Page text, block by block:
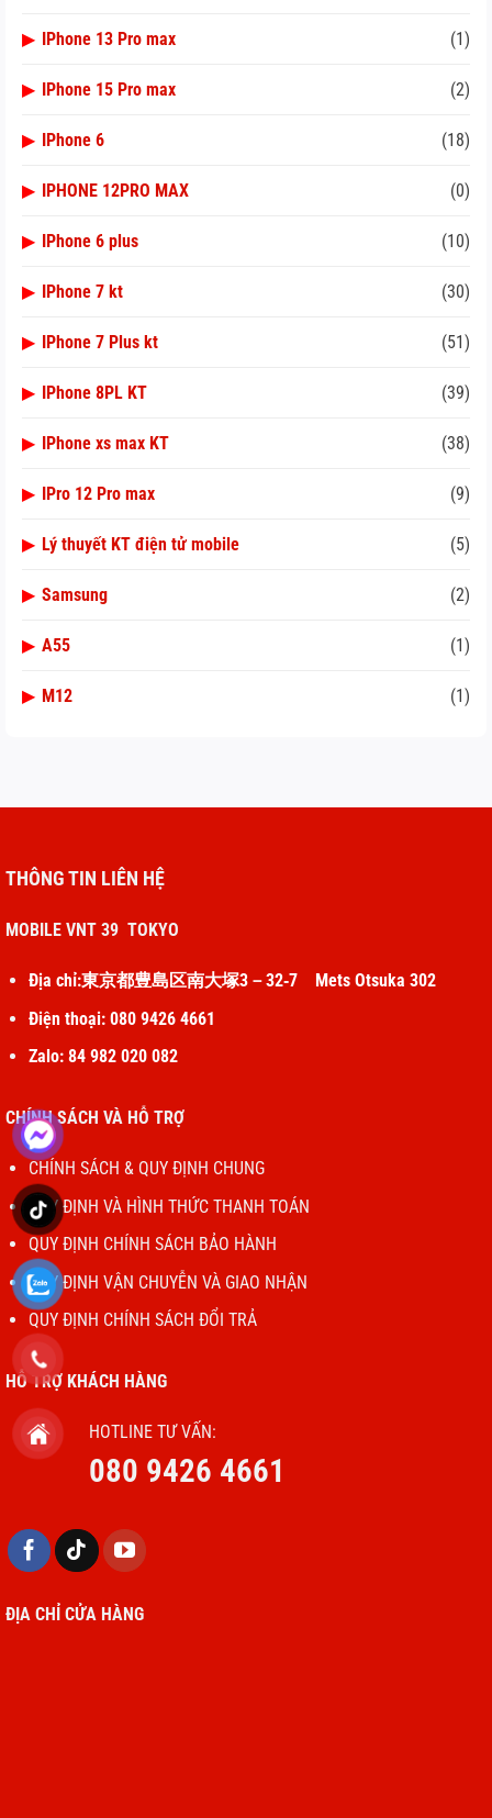
▶ IPhone 13 Pro max (1)
▶ IPhone 15 Pro max (2)
▶ IPhone 6 (18)
▶ IPHONE 12PRO MAX (0)
▶ IPhone 6 plus (10)
▶ IPhone 7 kt (30)
▶ IPhone 7 Plus kt (51)
▶ IPhone 8PL KT (39)
▶ IPhone xs max KT (38)
▶ IPro 12 Pro max (9)
▶ Lý thuyết KT điện tử mobile (5)
▶ Samsung (2)
▶ A55 (1)
▶ M12 (1)
THÔNG TIN LIÊN HỆ
MOBILE VNT 39 TOKYO
Địa chỉ:東京都豊島区南大塚3－32‐7 Mets Otsuka 302
Điện thoại: 080 9426 4661
Zalo: 84 982 020 082
CHÍNH SÁCH VÀ HỖ TRỢ
CHÍNH SÁCH & QUY ĐỊNH CHUNG
QUY ĐỊNH VÀ HÌNH THỨC THANH TOÁN
QUY ĐỊNH CHÍNH SÁCH BẢO HÀNH
QUY ĐỊNH VẬN CHUYỄN VÀ GIAO NHẬN
QUY ĐỊNH CHÍNH SÁCH ĐỔI TRẢ
HỖ TRỢ KHÁCH HÀNG
HOTLINE TƯ VẤN:
080 9426 4661
ĐỊA CHỈ CỬA HÀNG